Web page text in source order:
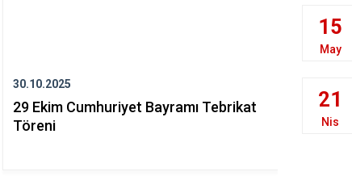
30.10.2025
29 Ekim Cumhuriyet Bayramı Tebrikat
Töreni
29
15
May
21
Nis